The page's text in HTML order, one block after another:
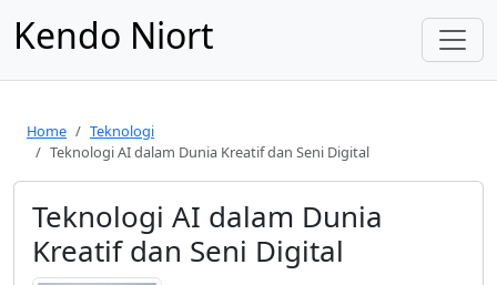
Kendo Niort
Home
Teknologi
Teknologi AI dalam Dunia Kreatif dan Seni Digital
Teknologi AI dalam Dunia
Kreatif dan Seni Digital